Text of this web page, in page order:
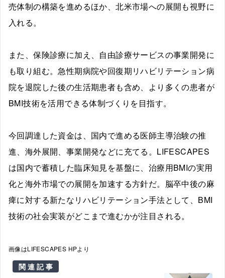
売体制の構築を進めるほか、北米市場への展開も視野に
入れる。
また、保険診療に加え、自由診療サービスの事業開発に
も取り組む。急性期病院や回復期リハビリテーション病
院を退院した後の生活期患者も含め、より多くの患者が
BMI技術を活用できる体制づくりを目指す。
今回調達した資金は、国内で進める医師主導治験の推
進、海外展開、事業開発などに充てる。LIFESCAPES
は国内で蓄積した臨床知見を基盤に、治療用BMIの実用
化と海外市場での展開を加速する方針だ。脳卒中後の麻
痺に対する新たなリハビリテーション手法として、BMI
技術の社会実装がどこまで進むかが注目される。
画像はLIFESCAPES HPより
関連記事